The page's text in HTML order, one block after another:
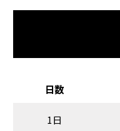
日数
1日